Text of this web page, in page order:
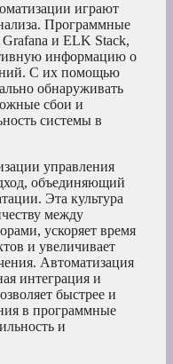
играют
Программные
Grafana и ELK Stack,
информацию о
С их помощью
обнаруживать
сбои и
системы в
управления
объединяющий
Эта культура
между
ускоряет время
и увеличивает
Автоматизация
интеграция и
быстрее и
в программные
и